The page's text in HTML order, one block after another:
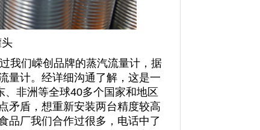
我们嵘创品牌的蒸汽流量计，据
量计。经详细沟通了解，这是一
、非洲等全球40多个国家和地区
矛盾，想重新安装两台精度较高
品厂我们合作过很多，电话中了